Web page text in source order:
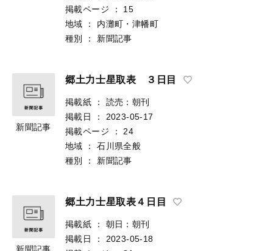
掲載ページ
：
15
地域
：
内灘町・津幡町
種別
： 新聞記事
新聞記事
郷土力士星取表 ３日目
掲載紙 ：
読売：朝刊
掲載日
：
2023-05-17
掲載ページ
：
24
地域
：
石川県全般
種別
： 新聞記事
新聞記事
郷土力士星取表４日目
掲載紙 ：
朝日：朝刊
掲載日
：
2023-05-18